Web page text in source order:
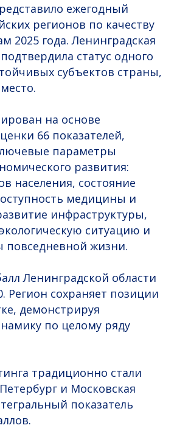
ежегодный
регионов по качеству
2025 года. Ленинградская
статус одного
субъектов страны,
на основе
66 показателей,
параметры
развития:
населения, состояние
медицины и
инфраструктуры,
ситуацию и
повседневной жизни.
Ленинградской области
Регион сохраняет позиции
демонстрируя
по целому ряду
традиционно стали
и Московская
показатель